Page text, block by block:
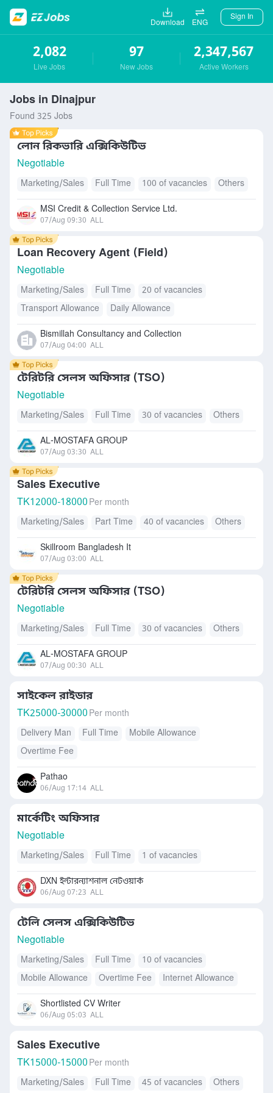
Download ENG
Sign In
2,082
Live Jobs
97
New Jobs
2,347,567
Active Workers
Jobs in Dinajpur
Found 325 Jobs
লোন রিকভারি এক্সিকিউটিভ
Negotiable
Marketing/Sales Full Time 100 of vacancies Others
MSI Credit & Collection Service Ltd.
07/Aug 09:30 ALL
Loan Recovery Agent (Field)
Negotiable
Marketing/Sales Full Time
20 of vacancies
Transport Allowance
Daily Allowance
Bismillah Consultancy and Collection
07/Aug 04:00 ALL
টেরিটরি সেলস অফিসার (TSO)
Negotiable
Marketing/Sales Full Time 30 of vacancies Others
AL-MOSTAFA GROUP
07/Aug 03:30 ALL
Sales Executive
TK12000-18000 Per month
Marketing/Sales
Part Time 40 of vacancies Others
Skillroom Bangladesh It
07/Aug 03:00 ALL
টেরিটরি সেলস অফিসার (TSO)
Negotiable
Marketing/Sales Full Time 30 of vacancies Others
AL-MOSTAFA GROUP
07/Aug 00:30 ALL
সাইকেল রাইডার
TK25000-30000 Per month
Delivery Man
Full Time
Mobile Allowance
Overtime Fee
Pathao
06/Aug 17:14 ALL
মার্কেটিং অফিসার
Negotiable
Marketing/Sales Full Time 1 of vacancies
DXN ইন্টারন্যাশনাল নেটওয়ার্ক
06/Aug 07:23 ALL
টেলি সেলস এক্সিকিউটিভ
Negotiable
Marketing/Sales Full Time
10 of vacancies
Mobile Allowance
Overtime Fee Internet Allowance
Shortlisted CV Writer
06/Aug 05:03 ALL
Sales Executive
TK15000-15000 Per month
Marketing/Sales
Full Time 45 of vacancies Others